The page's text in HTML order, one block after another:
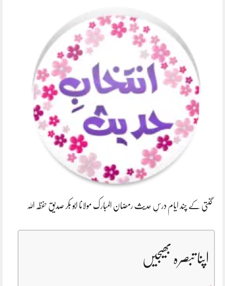
گنتی کے چند ایام درسِ حدیث رمضان المبارک مولانا ابو بکر صدیق حفظہ اللہ
اپنا تبصرہ بھیجیں